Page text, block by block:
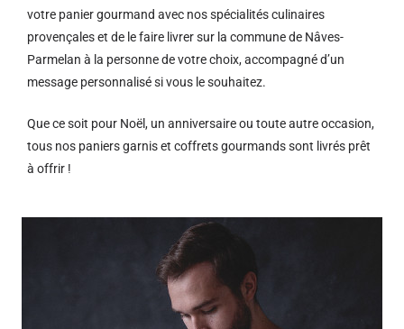
votre panier gourmand avec nos spécialités culinaires
provençales et de le faire livrer sur la commune de Nâves-
Parmelan à la personne de votre choix, accompagné d’un
message personnalisé si vous le souhaitez.
Que ce soit pour Noël, un anniversaire ou toute autre occasion,
tous nos paniers garnis et coffrets gourmands sont livrés prêt
à offrir !